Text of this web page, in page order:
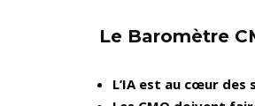
Le Baromètre
L’IA est au cœur